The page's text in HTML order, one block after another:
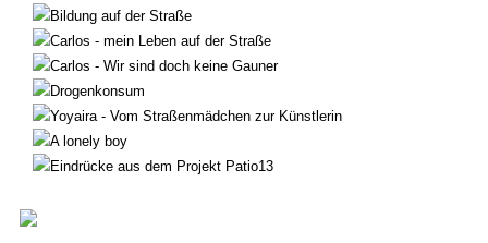
Bildung auf der Straße
Carlos - mein Leben auf der Straße
Carlos - Wir sind doch keine Gauner
Drogenkonsum
Yoyaira - Vom Straßenmädchen zur Künstlerin
A lonely boy
Eindrücke aus dem Projekt Patio13